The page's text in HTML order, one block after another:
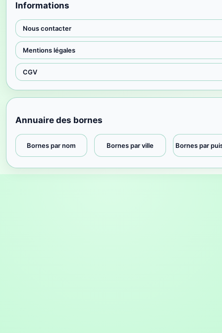
Informations
Nous contacter
Mentions légales
CGV
Annuaire des bornes
Bornes par nom Bornes par ville Bornes par